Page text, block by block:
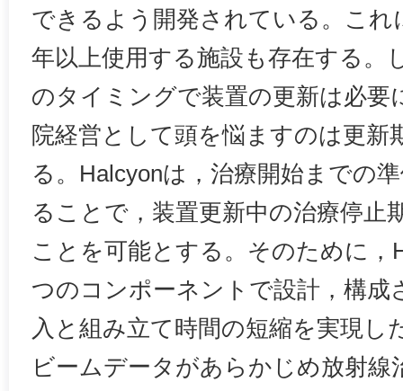
できるよう開発されている。これ
年以上使用する施設も存在する。
のタイミングで装置の更新は必要
院経営として頭を悩ますのは更新
る。Halcyonは，治療開始までの
ることで，装置更新中の治療停止
ことを可能とする。そのために，
つのコンポーネントで設計，構成
入と組み立て時間の短縮を実現し
ビームデータがあらかじめ放射線